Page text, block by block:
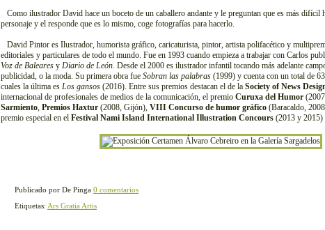
Como ilustrador David hace un boceto de un caballero andante y le preguntan que es más difícil
personaje y el responde que es lo mismo, coge fotografías para hacerlo.
David Pintor es Ilustrador, humorista gráfico, caricaturista, pintor, artista polifacético y
editoriales y particulares de todo el mundo. Fue en 1993 cuando empieza a trabajar con Carlos
Voz de Baleares y Diario de León. Desde el 2000 es ilustrador infantil tocando más adelante
publicidad, o la moda. Su primera obra fue Sobran las palabras (1999) y cuenta con un total de
cuales la última es Los gansos (2016). Entre sus premios destacan el de la Society of News
internacional de profesionales de medios de la comunicación, el premio Curuxa del Humor
Sarmiento, Premios Haxtur (2008, Gijón), VIII Concurso de humor gráfico (Baracaldo,
premio especial en el Festival Nami Island International Illustration Concours (2013 y 2015)
Publicado por De Pinga 0 comentarios
Etiquetas: Ars Gratia Artis